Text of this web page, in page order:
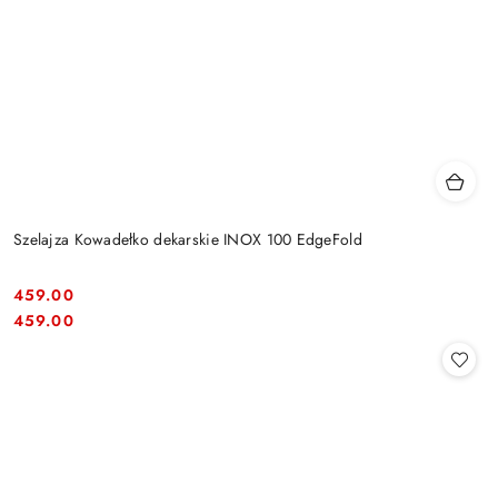
Szelajza Kowadełko dekarskie INOX 100 EdgeFold
Cena:
459.00
Cena:
459.00